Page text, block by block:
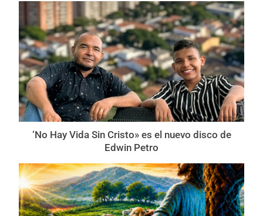
‘No Hay Vida Sin Cristo» es el nuevo disco de
Edwin Petro